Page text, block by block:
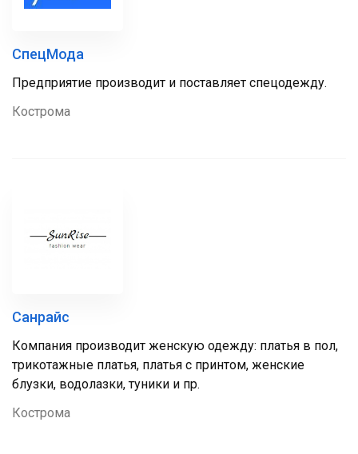
СпецМода
Предприятие производит и поставляет спецодежду.
Кострома
Санрайс
Компания производит женскую одежду: платья в пол,
трикотажные платья, платья с принтом, женские
блузки, водолазки, туники и пр.
Кострома